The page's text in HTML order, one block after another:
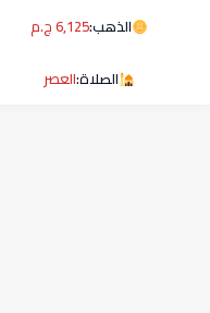
الذهب:6,125 ج.م
الصلاة:العصر